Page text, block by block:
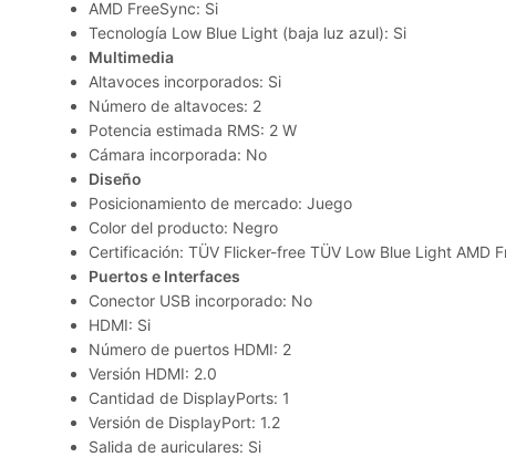
AMD FreeSync: Si
Tecnología Low Blue Light (baja luz azul): Si
Multimedia
Altavoces incorporados: Si
Número de altavoces: 2
Potencia estimada RMS: 2 W
Cámara incorporada: No
Diseño
Posicionamiento de mercado: Juego
Color del producto: Negro
Certificación: TÜV Flicker-free TÜV Low Blue Light AMD
Puertos e Interfaces
Conector USB incorporado: No
HDMI: Si
Número de puertos HDMI: 2
Versión HDMI: 2.0
Cantidad de DisplayPorts: 1
Versión de DisplayPort: 1.2
Salida de auriculares: Si